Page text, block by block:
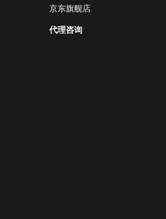
京东旗舰店
代理咨询